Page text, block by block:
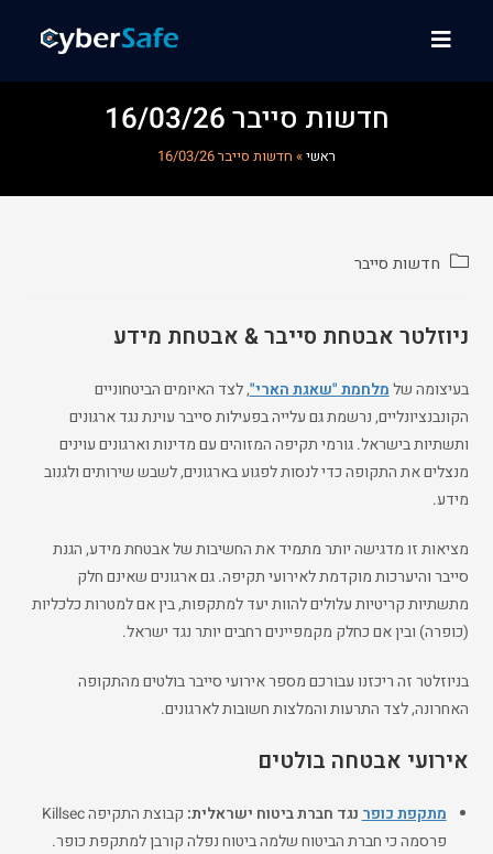
חדשות סייבר 16/03/26
ראשי» חדשות סייבר 16/03/26
חדשות סייבר
ניוזלטר אבטחת סייבר & אבטחת מידע
בעיצומה שלמלחמת "שאגת הארי", לצד האיומים הביטחוניים
הקונבנציונליים, נרשמת גם עלייה בפעילות סייבר עוינת נגד ארגונים
ותשתיות בישראל. גורמי תקיפה המזוהים עם מדינות וארגונים עוינים
מנצלים את התקופה כדי לנסות לפגוע בארגונים, לשבש שירותים ולגנוב
מידע.
מציאות זו מדגישה יותר מתמיד את החשיבות של אבטחת מידע, הגנת
סייבר והיערכות מוקדמת לאירועי תקיפה. גם ארגונים שאינם חלק
מתשתיות קריטיות עלולים להוות יעד למתקפות, בין אם למטרות כלכליות
(כופרה) ובין אם כחלק מקמפיינים רחבים יותר נגד ישראל.
בניוזלטר זה ריכזנו עבורכם מספר אירועי סייבר בולטים מהתקופה
האחרונה, לצד התרעות והמלצות חשובות לארגונים.
אירועי אבטחה בולטים
מתקפת כופר נגד חברת ביטוח ישראלית:
קבוצת התקיפה Killsec
פרסמה כי חברת הביטוח שלמה ביטוח נפלה קורבן למתקפת כופר.